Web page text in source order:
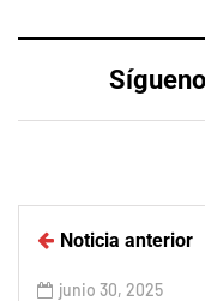
Noticia anterior
junio 30, 2025